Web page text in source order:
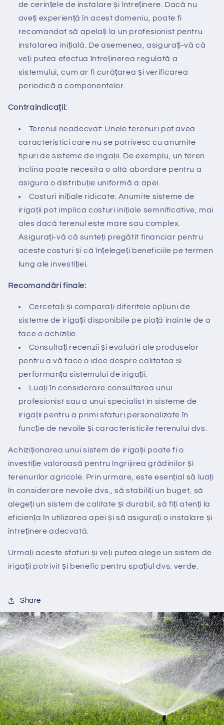
de cerințele de instalare și întreținere. Dacă nu
aveți experiență în acest domeniu, poate fi
recomandat să apelați la un profesionist pentru
instalarea inițială. De asemenea, asigurați-vă că
veți putea efectua întreținerea regulată a
sistemului, cum ar fi curățarea și verificarea
periodică a componentelor.
Contraindicații:
Terenul neadecvat: Unele terenuri pot avea
caracteristici care nu se potrivesc cu anumite
tipuri de sisteme de irigații. De exemplu, un teren
înclina poate necesita o altă abordare pentru a
asigura o distribuție uniformă a apei.
Costuri inițiale ridicate: Anumite sisteme de
irigații pot implica costuri inițiale semnificative, mai
ales dacă terenul este mare sau complex.
Asigurați-vă că sunteți pregătit financiar pentru
aceste costuri și că înțelegeți beneficiile pe termen
lung ale investiției.
Recomandări finale:
Cercetați și comparați diferitele opțiuni de
sisteme de irigații disponibile pe piață înainte de a
face o achiziție.
Consultați recenzii și evaluări ale produselor
pentru a vă face o idee despre calitatea și
performanța sistemului de irigații.
Luați în considerare consultarea unui
profesionist sau a unui specialist în sisteme de
irigații pentru a primi sfaturi personalizate în
funcție de nevoile și caracteristicile terenului dvs.
Achiziționarea unui sistem de irigații poate fi o
investiție valoroasă pentru îngrijirea grădinilor și
terenurilor agricole. Prin urmare, este esențial să luați
în considerare nevoile dvs., să stabiliți un buget, să
alegeți un sistem de calitate și durabil, să fiți atenți la
eficiența în utilizarea apei și să asigurați o instalare și
întreținere adecvată.
Urmați aceste sfaturi și veți putea alege un sistem de
irigații potrivit și benefic pentru spațiul dvs. verde.
Share